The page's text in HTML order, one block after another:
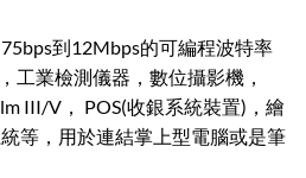
到12Mbps的可編程波特率
工業檢測儀器，數位攝影機，
III/V， POS(收銀系統裝置)，繪
等，用於連結掌上型電腦或是筆